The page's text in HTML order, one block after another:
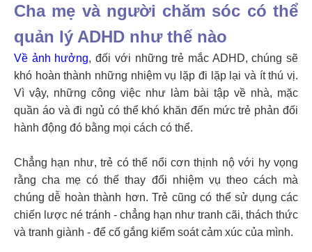
Cha mẹ và người chăm sóc có thể
quản lý ADHD như thế nào
Về ảnh hưởng, đối với những trẻ mắc ADHD, chúng sẽ
khó hoàn thành những nhiệm vụ lặp đi lặp lại và ít thú vị.
Vì vậy, những công việc như làm bài tập về nhà, mặc
quần áo và đi ngủ có thể khó khăn đến mức trẻ phản đối
hành động đó bằng mọi cách có thể.
Chẳng hạn như, trẻ có thể nổi cơn thịnh nộ với hy vọng
rằng cha mẹ có thể thay đổi nhiệm vụ theo cách mà
chúng dễ hoàn thành hơn. Trẻ cũng có thể sử dụng các
chiến lược né tránh - chẳng hạn như tranh cãi, thách thức
và tranh giành - để cố gắng kiểm soát cảm xúc của mình.